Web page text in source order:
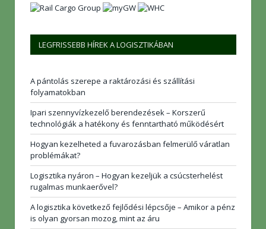
LEGFRISSEBB HÍREK A LOGISZTIKÁBAN
A pántolás szerepe a raktározási és szállítási
folyamatokban
Ipari szennyvízkezelő berendezések – Korszerű
technológiák a hatékony és fenntartható működésért
Hogyan kezelheted a fuvarozásban felmerülő váratlan
problémákat?
Logisztika nyáron – Hogyan kezeljük a csúcsterhelést
rugalmas munkaerővel?
A logisztika következő fejlődési lépcsője – Amikor a pénz
is olyan gyorsan mozog, mint az áru